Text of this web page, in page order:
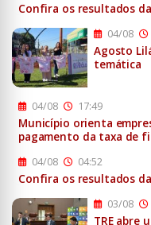
Confira os resultados
04/08
Agosto
temática
04/08 17:49
Município orienta
pagamento da taxa de
04/08 04:52
Confira os resultados
03/08
TRE abre